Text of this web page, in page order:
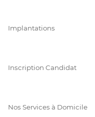
Implantations
Inscription Candidat
Nos Services à Domicile